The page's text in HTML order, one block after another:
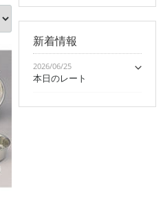
新着情報
2026/06/25
本日のレート